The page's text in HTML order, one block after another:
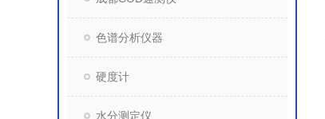
色谱分析仪器
硬度计
水分测定仪